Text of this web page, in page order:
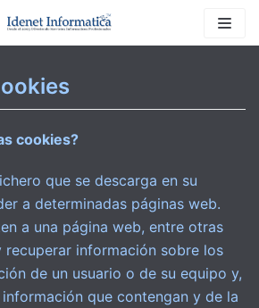
cookies?
que se descarga en su
a determinadas páginas web.
a una página web, entre otras
recuperar información sobre los
de un usuario o de su equipo y,
que contengan y de la